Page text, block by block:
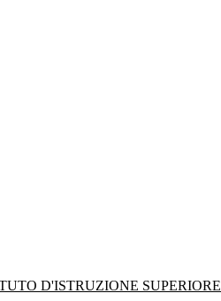
D'ISTRUZIONE SUPERIORE